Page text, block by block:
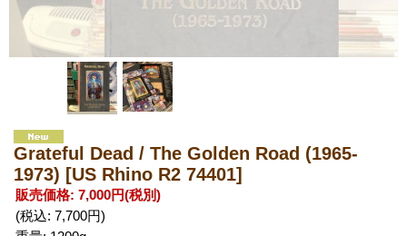
Grateful Dead / The Golden Road (1965-
1973) [US Rhino R2 74401]
販売価格: 7,000円(税別)
(税込: 7,700円)